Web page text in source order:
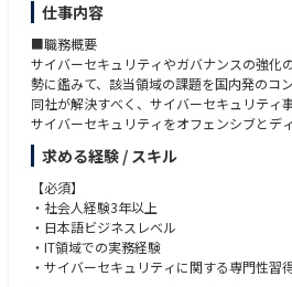
仕事内容
■職務概要
サイバーセキュリティやガバナンスの強化
勢に鑑みて、該当領域の課題を国内発のコ
同社が解決すべく、サイバーセキュリティ
サイバーセキュリティをオフェンシブとデ
し、あらゆる業界のリーディングカンパニ
ミッションの実現を担っていただきます。
■職務内容
クライアントが直面する、サイバーセキュ
ら戦略構築、実行支援までのご支援を一気
求める経験 / スキル
【必須】
・社会人経験3年以上
・日本語ビジネスレベル
・IT領域での実務経験
・サイバーセキュリティに関する専門性習